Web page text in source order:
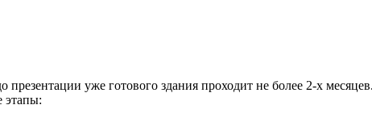
уже готового здания проходит не более 2-х
этапы: